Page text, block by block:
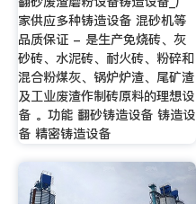
家供应多种铸造设备 混砂机等
品质保证 - 是生产免烧砖、灰
砂砖、水泥砖、耐火砖、粉碎和
混合粉煤灰、锅炉炉渣、尾矿渣
及工业废渣作制砖原料的理想设
备 。功能 翻砂铸造设备 铸造设
备 精密铸造设备